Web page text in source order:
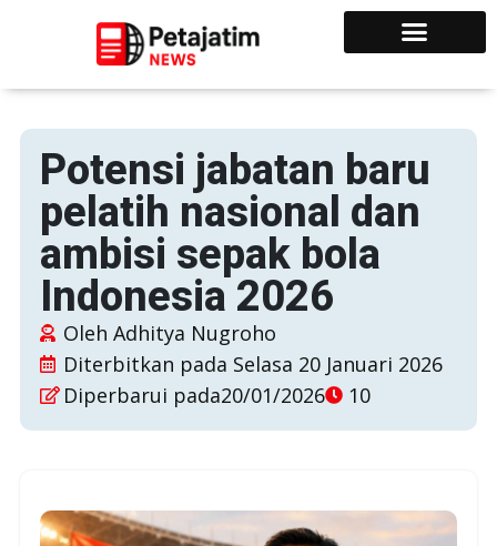
Potensi jabatan baru
pelatih nasional dan
ambisi sepak bola
Indonesia 2026
Oleh Adhitya Nugroho
Diterbitkan pada Selasa 20 Januari 2026
Diperbarui pada20/01/2026
10